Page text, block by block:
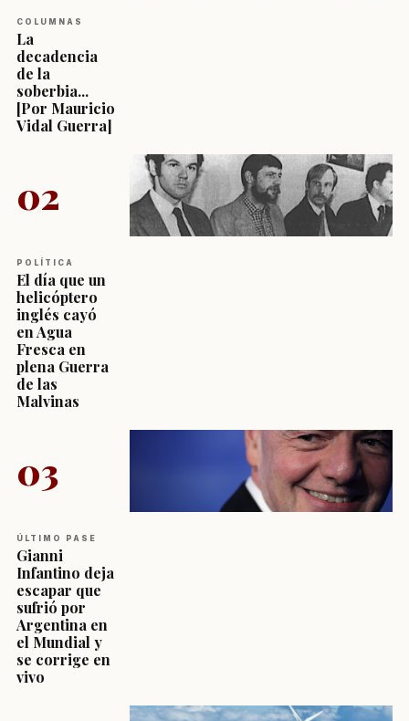
COLUMNAS
La
decadencia
de la
soberbia...
[Por Mauricio
Vidal Guerra]
02
POLÍTICA
El día que un
helicóptero
inglés cayó
en Agua
Fresca en
plena Guerra
de las
Malvinas
03
ÚLTIMO PASE
Gianni
Infantino deja
escapar que
sufrió por
Argentina en
el Mundial y
se corrige en
vivo